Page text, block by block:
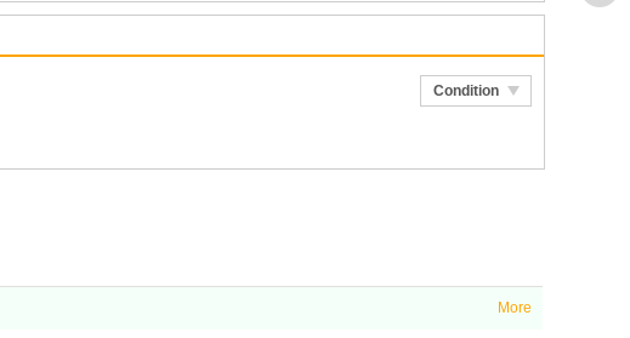
Condition
More